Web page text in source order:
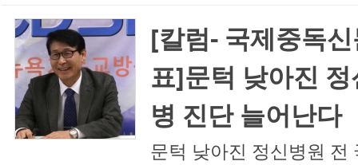
[칼럼- 국제중독
표]문턱 낮아진
병 진단 늘어난다
문턱 낮아진 정신병원 전